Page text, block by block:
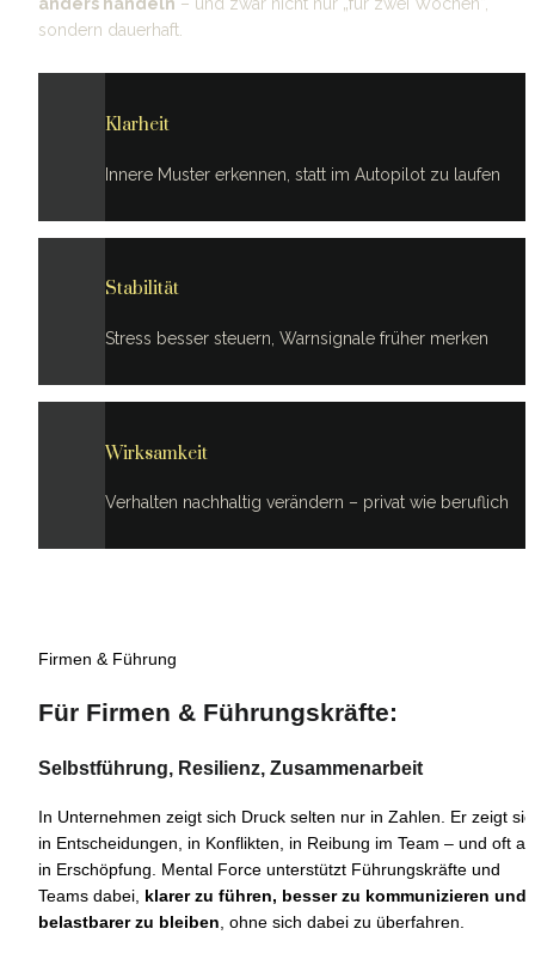
sondern dauerhaft.
Klarheit
Innere Muster erkennen, statt im Autopilot zu laufen
Stabilität
Stress besser steuern, Warnsignale früher merken
Wirksamkeit
Verhalten nachhaltig verändern – privat wie beruflich
Firmen & Führung
Für Firmen & Führungskräfte:
Selbstführung, Resilienz, Zusammenarbeit
In Unternehmen zeigt sich Druck selten nur in Zahlen. Er zeigt
in Entscheidungen, in Konflikten, in Reibung im Team – und oft
in Erschöpfung. Mental Force unterstützt Führungskräfte und
Teams dabei, klarer zu führen, besser zu kommunizieren und
belastbarer zu bleiben , ohne sich dabei zu überfahren.